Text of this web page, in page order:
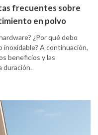
frecuentes sobre
en polvo
¿Por qué debo
inoxidable? A continuación,
beneficios y las
duración.